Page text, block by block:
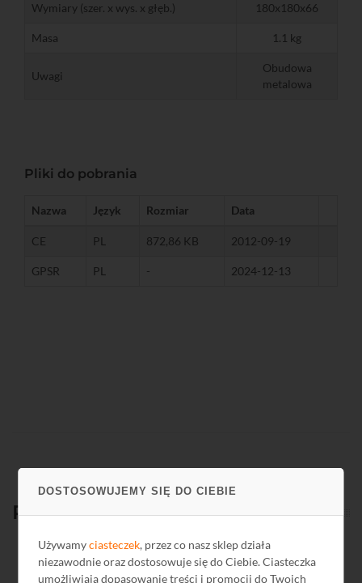
DOSTOSOWUJEMY SIĘ DO CIEBIE
Używamyciasteczek, przez co nasz sklep działa
niezawodnie oraz dostosowuje się do Ciebie. Ciasteczka
umożliwiają dopasowanie treści i promocji do Twoich
Wymiary (szer. x wys. x głęb.) 180x180x66
Masa 1.1 kg
Uwagi
Obudowa
metalowa
Pliki do pobrania
Nazwa Język Rozmiar Data
CE PL 872,86 KB 2012-09-19
GPSR PL - 2024-12-13
Produktypowiązane
Kod: E3511